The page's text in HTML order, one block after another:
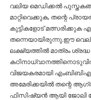
വലിയ മെഡിക്കല്‍
മാറ്റിവെക്കുക, തന്റെ
കുട്ടികളോട് മത്സരിക്കുക
തന്നെയായിരുന്നു.ഈ
ലക്ഷ്യത്തില്‍ മാത്രം ശ്രദ്ധ
വിജയകരമായി
അമേരിക്കയില്‍ തന്റെ
ഫിസിഷ്യൻ ആയി ജോലി